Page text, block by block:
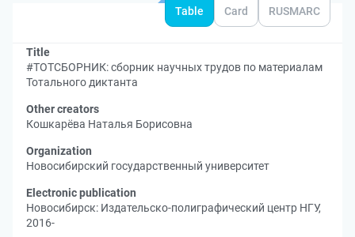
Table Card RUSMARC
Title
#ТОТСБОРНИК: сборник научных трудов по материалам
Тотального диктанта
Other creators
Кошкарёва Наталья Борисовна
Organization
Новосибирский государственный университет
Electronic publication
Новосибирск: Издательско-полиграфический центр НГУ,
2016-